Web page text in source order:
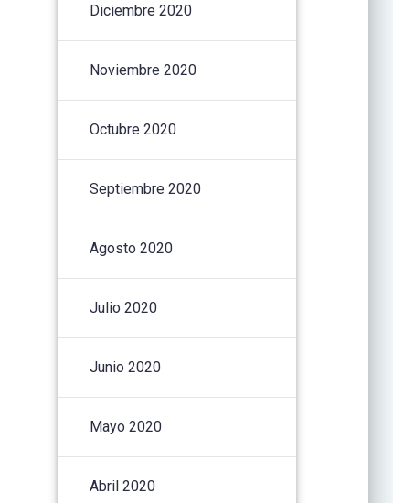
Diciembre 2020
Noviembre 2020
Octubre 2020
Septiembre 2020
Agosto 2020
Julio 2020
Junio 2020
Mayo 2020
Abril 2020